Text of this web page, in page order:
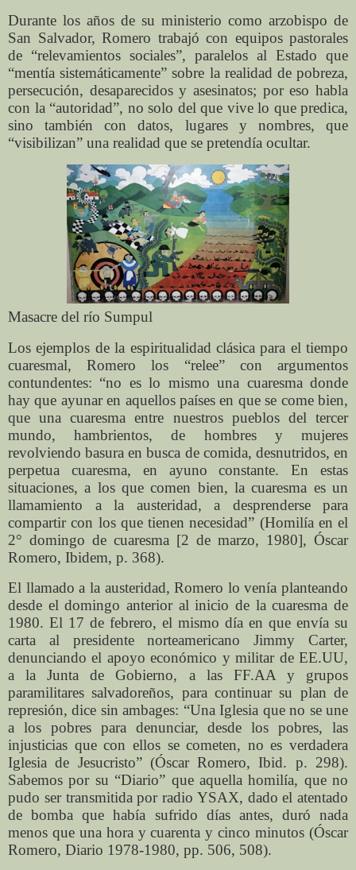
Durante los años de su ministerio como arzobispo de
San Salvador, Romero trabajó con equipos pastorales
de “relevamientos sociales”, paralelos al Estado que
“mentía sistemáticamente” sobre la realidad de pobreza,
persecución, desaparecidos y asesinatos; por eso habla
con la “autoridad”, no solo del que vive lo que predica,
sino también con datos, lugares y nombres, que
“visibilizan” una realidad que se pretendía ocultar.
Masacre del río Sumpul
Los ejemplos de la espiritualidad clásica para el tiempo
cuaresmal, Romero los “relee” con argumentos
contundentes: “no es lo mismo una cuaresma donde
hay que ayunar en aquellos países en que se come bien,
que una cuaresma entre nuestros pueblos del tercer
mundo, hambrientos, de hombres y mujeres
revolviendo basura en busca de comida, desnutridos, en
perpetua cuaresma, en ayuno constante. En estas
situaciones, a los que comen bien, la cuaresma es un
llamamiento a la austeridad, a desprenderse para
compartir con los que tienen necesidad” (Homilía en el
2° domingo de cuaresma [2 de marzo, 1980], Óscar
Romero, Ibidem, p. 368).
El llamado a la austeridad, Romero lo venía planteando
desde el domingo anterior al inicio de la cuaresma de
1980. El 17 de febrero, el mismo día en que envía su
carta al presidente norteamericano Jimmy Carter,
denunciando el apoyo económico y militar de EE.UU,
a la Junta de Gobierno, a las FF.AA y grupos
paramilitares salvadoreños, para continuar su plan de
represión, dice sin ambages: “Una Iglesia que no se une
a los pobres para denunciar, desde los pobres, las
injusticias que con ellos se cometen, no es verdadera
Iglesia de Jesucristo” (Óscar Romero, Ibid. p. 298).
Sabemos por su “Diario” que aquella homilía, que no
pudo ser transmitida por radio YSAX, dado el atentado
de bomba que había sufrido días antes, duró nada
menos que una hora y cuarenta y cinco minutos (Óscar
Romero, Diario 1978-1980, pp. 506, 508).